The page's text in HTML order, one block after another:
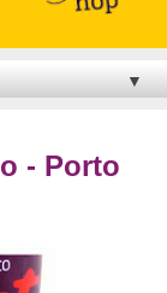
▼
- Porto